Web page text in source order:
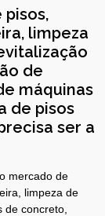
pisos,
limpeza
de
máquinas
de pisos
ser a
mercado de
limpeza de
de concreto,